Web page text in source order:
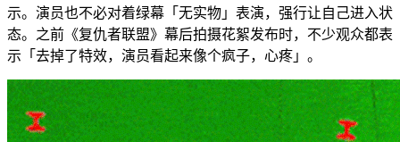
示。演员也不必对着绿幕「无实物」表演，强行让自己进入状
态。之前《复仇者联盟》幕后拍摄花絮发布时，不少观众都表
示「去掉了特效，演员看起来像个疯子，心疼」。